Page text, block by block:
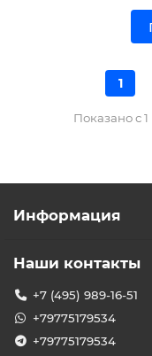
1
Показано с
Информация
Наши контакты
+7 (495) 989-16-51
+79775179534
+79775179534